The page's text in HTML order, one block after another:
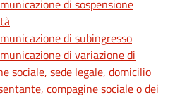
di sospensione
di subingresso
di variazione di
sociale, sede legale, domicilio
compagine sociale o dei